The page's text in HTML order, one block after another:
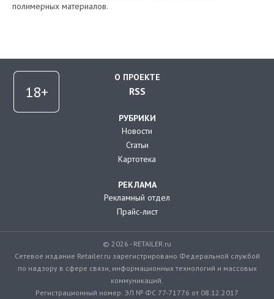
полимерных материалов.
О ПРОЕКТЕ
RSS
РУБРИКИ
Новости
Статьи
Картотека
РЕКЛАМА
Рекламный отдел
Прайс-лист
© 2026 - RETAILER.ru
Сетевое издание Retailer.ru зарегистрировано Федеральной службой
по надзору в сфере связи, информационных технологий и массовых
коммуникаций.
Регистрационный номер: ЭЛ № ФС 77-71776 от 08.12.2017